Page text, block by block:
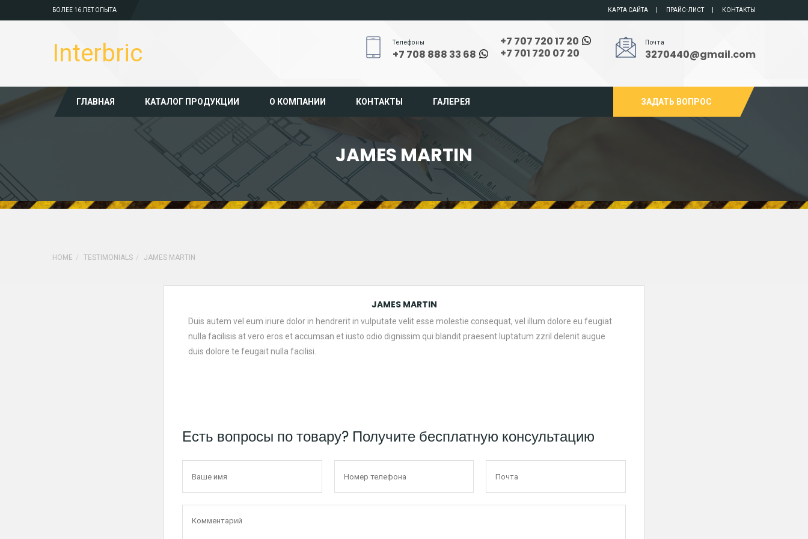
БОЛЕЕ 16 ЛЕТ ОПЫТА КАРТА САЙТА ПРАЙС-ЛИСТ КОНТАКТЫ
Interbric Телефоны
+7 708 888 33 68
+7 707 720 17 20
+7 701 720 07 20
Почта
3270440@gmail.com
ГЛАВНАЯ КАТАЛОГ ПРОДУКЦИИ О КОМПАНИИ КОНТАКТЫ ГАЛЕРЕЯ ЗАДАТЬ ВОПРОС
JAMES MARTIN
HOME TESTIMONIALS JAMES MARTIN
JAMES MARTIN
Duis autem vel eum iriure dolor in hendrerit in vulputate velit esse molestie consequat, vel illum dolore eu feugiat
nulla facilisis at vero eros et accumsan et iusto odio dignissim qui blandit praesent luptatum zzril delenit augue
duis dolore te feugait nulla facilisi.
Есть вопросы по товару? Получите бесплатную консультацию